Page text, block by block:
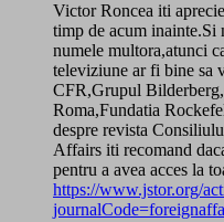
Victor Roncea iti
timp de acum inainte.Si
numele multora,atunci
televiziune ar fi bine sa
CFR,Grupul
Roma,Fundatia
despre revista
Affairs iti recomand
pentru a avea acces la
https://www.jstor.org/